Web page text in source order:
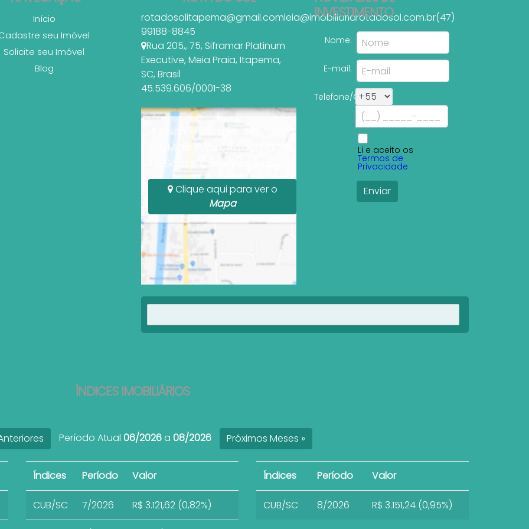
Início
seu Imóvel
Solicite seu Imóvel
Blog
rotadosolitapema@gmail.comleia@imobiliariarotadosol.com.br(47)
99188-8845
Rua 205,, 75, Siframar Platinum
Executive, Meia Praia, Itapema,
SC, Brasil
45.539.606/0001-38
Av Nereu Ramos, 4077, Sala
09, Meia Praia, Itapema, SC,
Santa Catarina, Brasil
Clique aqui para ver o
Mapa
INVESTIMENTO
Nome:
E-mail:
Telefone/Celular:
Li e aceito os
Termos de
Privacidade
ÍNDICES IMOBILIÁRIOS
Período Atual 06/2026a 08/2026 Próximos Meses »
Índices Período Valor
CUB/SC 7/2026 R$ 3.121,62 (0,82%)
Índices Período Valor
CUB/SC 8/2026 R$ 3.151,24 (0,95%)